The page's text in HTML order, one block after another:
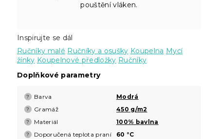
pouštění vláken.
Inspirujte se dál
Ručníky malé Ručníky a osušky Koupelna Mycí
žínky Koupelnové předložky Ručníky
Doplňkové parametry
? Barva Modrá
? Gramáž 450 g/m2
? Materiál 100% bavlna
? Doporučená teplota praní
60 °C